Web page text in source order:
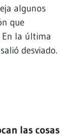
algunos
que
En la última
desviado.
las cosas